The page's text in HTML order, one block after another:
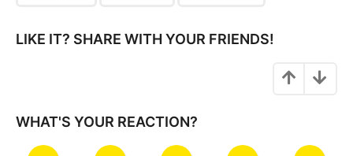
i
i
LIKE IT? SHARE WITH YOUR FRIENDS!
WHAT'S YOUR REACTION?